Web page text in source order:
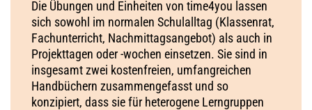
Die Übungen und Einheiten von time4you lassen
sich sowohl im normalen Schulalltag (Klassenrat,
Fachunterricht, Nachmittagsangebot) als auch in
Projekttagen oder -wochen einsetzen. Sie sind in
insgesamt zwei kostenfreien, umfangreichen
Handbüchern zusammengefasst und so
konzipiert, dass sie für heterogene Lerngruppen